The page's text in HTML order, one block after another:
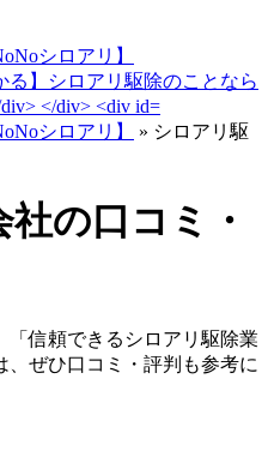
シロアリ】
シロアリ】 » シロアリ駆
の口コミ・
「信頼できるシロアリ駆除業
ぜひ口コミ・評判も参考に